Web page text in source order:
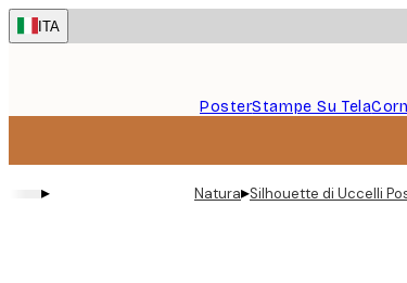
Skip
to
ITA
PosterStampe Su Tela
▸ Natura▸Silhouette di Uccelli